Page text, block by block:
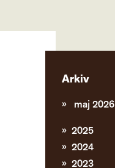
Arkiv
maj 2026
2025
2024
2023